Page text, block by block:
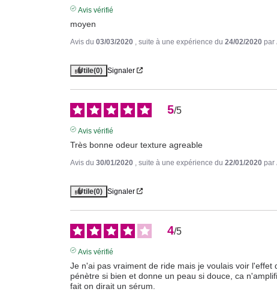
Avis vérifié
moyen
Avis du 03/03/2020 , suite à une expérience du 24/02/2020 par
Utile(0) Signaler
5/5
Avis vérifié
Très bonne odeur texture agreable
Avis du 30/01/2020 , suite à une expérience du 22/01/2020 par
Utile(0) Signaler
4/5
Avis vérifié
Je n'ai pas vraiment de ride mais je voulais voir
pénètre si bien et donne un peau si douce, ca
fait on dirait un sérum.